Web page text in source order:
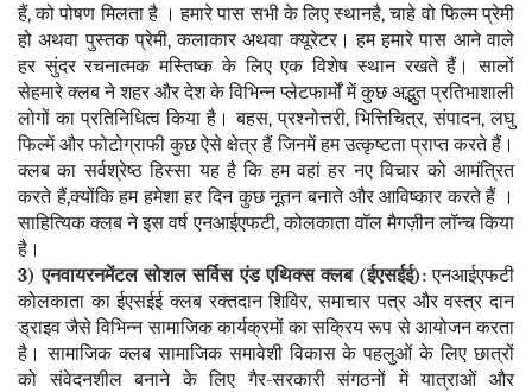
हैं, को पोषण मिलता है । हमारे पास सभी के लिए स्थानहै, चाहे वो फिल्म प्रेमी
हो अथवा पुस्तक प्रेमी, कलाकार अथवा क्यूरेटर। हम हमारे पास आने वाले
हर सुंदर रचनात्मक मस्तिष्क के लिए एक विशेष स्थान रखते हैं। सालों
सेहमारे क्लब ने शहर और देश के विभिन्न प्लेटफार्मों में कुछ अद्भुत प्रतिभाशाली
लोगों का प्रतिनिधित्व किया है। बहस, प्रश्नोत्तरी, भित्तिचित्र, संपादन, लघु
फिल्में और फोटोग्राफी कुछ ऐसे क्षेत्र हैं जिनमें हम उत्कृष्टता प्राप्त करते हैं।
क्लब का सर्वश्रेष्ठ हिस्सा यह है कि हम वहां हर नए विचार को आमंत्रित
करते हैं,क्योंकि हम हमेशा हर दिन कुछ नूतन बनाते और आविष्कार करते हैं ।
साहित्यिक क्लब ने इस वर्ष एनआईएफटी, कोलकाता वॉल मैगज़ीन लॉन्च किया
है।
3) एनवायरनमेंटल सोशल सर्विस एंड एथिक्स क्लब (ईएसईई):एनआईएफटी
कोलकाता का ईएसईई क्लब रक्तदान शिविर, समाचार पत्र और वस्त्र दान
ड्राइव जैसे विभिन्न सामाजिक कार्यक्रमों का सक्रिय रूप से आयोजन करता
है। सामाजिक क्लब सामाजिक समावेशी विकास के पहलुओं के लिए छात्रों
को संवेदनशील बनाने के लिए गैर-सरकारी संगठनों में यात्राओं और